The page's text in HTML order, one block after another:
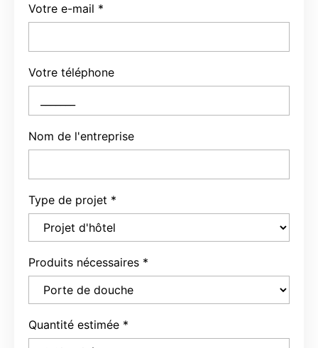
Votre e-mail *
Votre téléphone
Nom de l'entreprise
Type de projet *
Produits nécessaires *
Quantité estimée *